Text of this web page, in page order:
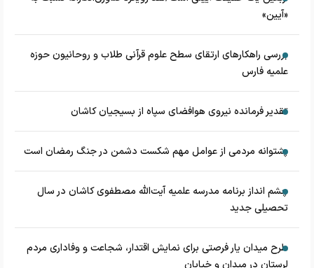
«آیین»
بررسی راهکارهای ارتقای سطح علوم قرآنی طلاب و روحانیون حوزه
علمیه فارس
تقدیر فرمانده نیروی هوافضای سپاه از بسیجیان کاشان
پشتوانه مردمی از عوامل مهم شکست دشمن در جنگ رمضان است
چشم‌ انداز برنامه مدرسه علمیه آیت‌الله مصطفوی کاشان در سال
تحصیلی جدید
طرح میدان یار فرصتی برای نمایش اقتدار، شجاعت و وفاداری مردم
لرستان در میدان و خیابان